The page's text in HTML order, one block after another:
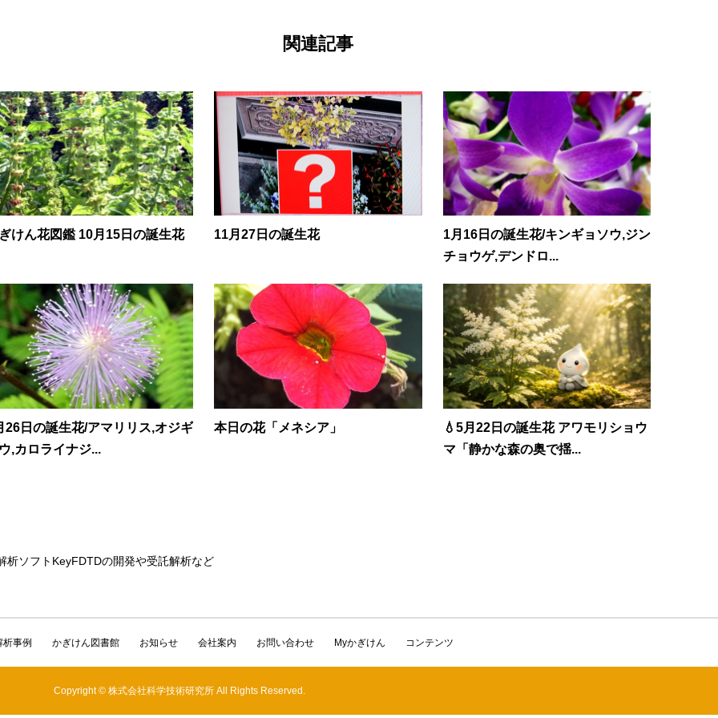
関連記事
けん花図鑑 10月15日の誕生花 11月27日の誕生花
1月16日の誕生花/キンギョソウ,ジン
チョウゲ,デンドロ...
26日の誕生花/アマリリス,オジギ
,カロライナジ...
本日の花「メネシア」
💧5月22日の誕生花 アワモリショウ
マ「静かな森の奥で揺...
析ソフトKeyFDTDの開発や受託解析など
事例 かぎけん図書館 お知らせ 会社案内 お問い合わせ Myかぎけん コンテンツ
Copyright © 株式会社科学技術研究所 All Rights Reserved.